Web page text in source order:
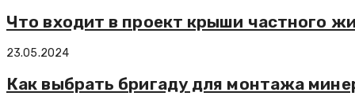
Что входит в проект крыши частного
23.05.2024
Как выбрать бригаду для монтажа